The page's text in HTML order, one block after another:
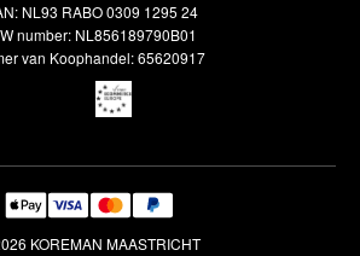
NL93 RABO 0309 1295 24
number: NL856189790B01
van Koophandel: 65620917
KOREMAN MAASTRICHT